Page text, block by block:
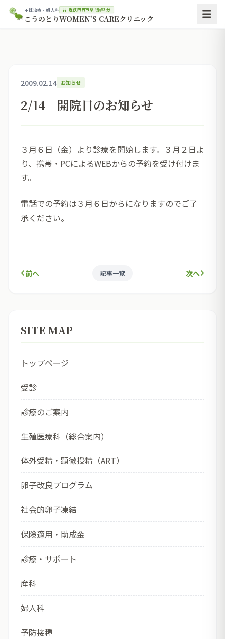
不妊治療・婦人科 近鉄四日市駅 徒歩3分
こうのとりWOMEN'S CAREクリニック
2009.02.14 お知らせ
2/14 開院日のお知らせ
３月６日（金）より診療を開始します。３月２日よ
り、携帯・PCによるWEBからの予約を受け付けま
す。
電話での予約は３月６日からになりますのでご了
承ください。
前へ 記事一覧 次へ
SITE MAP
トップページ
受診
診療のご案内
生殖医療科（総合案内）
体外受精・顕微授精（ART）
卵子改良プログラム
社会的卵子凍結
保険適用・助成金
診療・サポート
産科
婦人科
予防接種